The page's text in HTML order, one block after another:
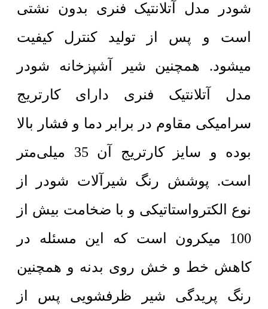
شودر مدل آتلانتیک فنری بدون نشتی
است و پس از تولید کنترل کیفیت
میشود. همچنین شیر آشپزخانه شودر
مدل آتلانتیک فنری دارای کارتریج
سرامیکی مقاوم در برابر دما و فشار بالا
بوده و سایز کارتریج آن 35 میلی‌متر
است. پوشش رنگ شیرآلات شودر از
نوع الکترواستاتیکی و با ضخامت بیش از
100 میکرون است که این مسئله در
کاهش خط و خش روی بدنه و همچنین
رنگ پریدگی شیر ظرفشویی پس از